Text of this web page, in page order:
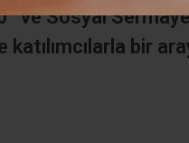
ve Sosyal
bir